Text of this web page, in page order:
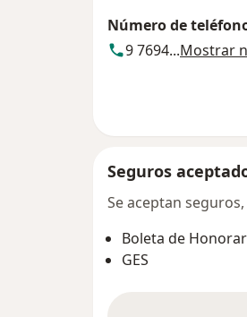
Número de
9 7694...Mostrar
Seguros
Se aceptan
Boleta de
GES